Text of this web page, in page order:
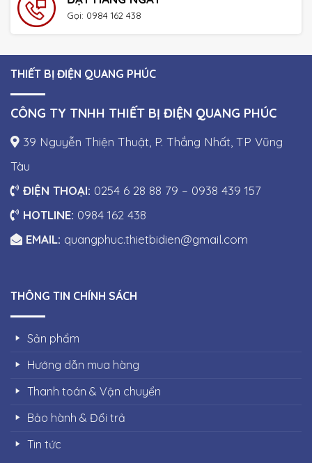
Gọi: 0984 162 438
THIẾT BỊ ĐIỆN QUANG PHÚC
CÔNG TY TNHH THIẾT BỊ ĐIỆN QUANG PHÚC
39 Nguyễn Thiện Thuật, P. Thắng Nhất, TP Vũng
Tàu
ĐIỆN THOẠI: 0254 6 28 88 79 – 0938 439 157
HOTLINE: 0984 162 438
EMAIL: quangphuc.thietbidien@gmail.com
THÔNG TIN CHÍNH SÁCH
Sản phẩm
Hướng dẫn mua hàng
Thanh toán & Vận chuyển
Bảo hành & Đổi trả
Tin tức